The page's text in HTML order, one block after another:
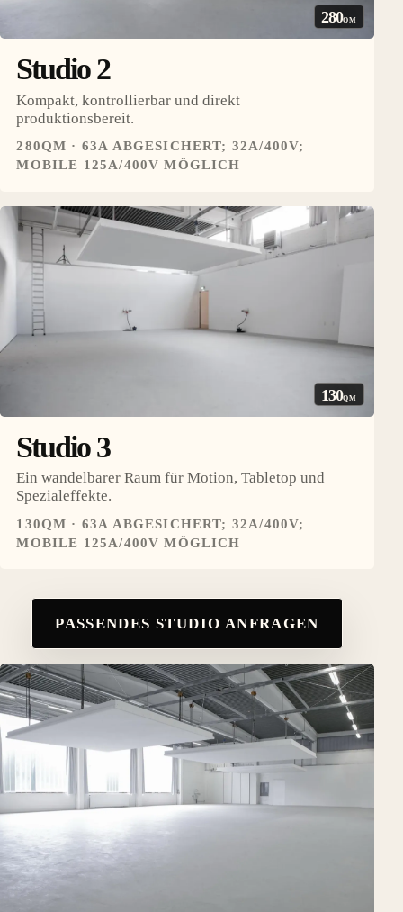
280QM
Studio 2
Kompakt, kontrollierbar und direkt
produktionsbereit.
280QM · 63A ABGESICHERT; 32A/400V;
MOBILE 125A/400V MÖGLICH
130QM
Studio 3
Ein wandelbarer Raum für Motion, Tabletop und
Spezialeffekte.
130QM · 63A ABGESICHERT; 32A/400V;
MOBILE 125A/400V MÖGLICH
PASSENDES STUDIO ANFRAGEN